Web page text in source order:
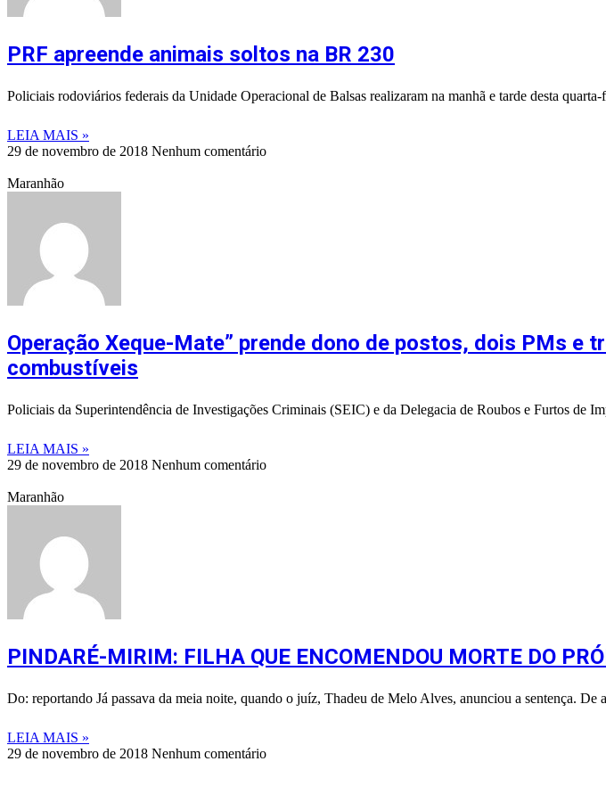
PRF apreende animais soltos na BR 230
Policiais rodoviários federais da Unidade Operacional de Balsas realizaram na manhã e tarde desta
LEIA MAIS »
29 de novembro de 2018 Nenhum comentário
Maranhão
Operação Xeque-Mate” prende dono de postos, dois PMs
combustíveis
Policiais da Superintendência de Investigações Criminais (SEIC) e da Delegacia de Roubos e Furtos de
LEIA MAIS »
29 de novembro de 2018 Nenhum comentário
Maranhão
PINDARÉ-MIRIM: FILHA QUE ENCOMENDOU MORTE DO
Do: reportando Já passava da meia noite, quando o juíz, Thadeu de Melo Alves, anunciou a sentença.
LEIA MAIS »
29 de novembro de 2018 Nenhum comentário